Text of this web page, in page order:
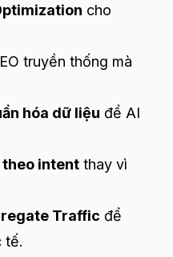
cho
truyền thống mà
hóa dữ liệu để AI
intent thay vì
Traffic để
tế.